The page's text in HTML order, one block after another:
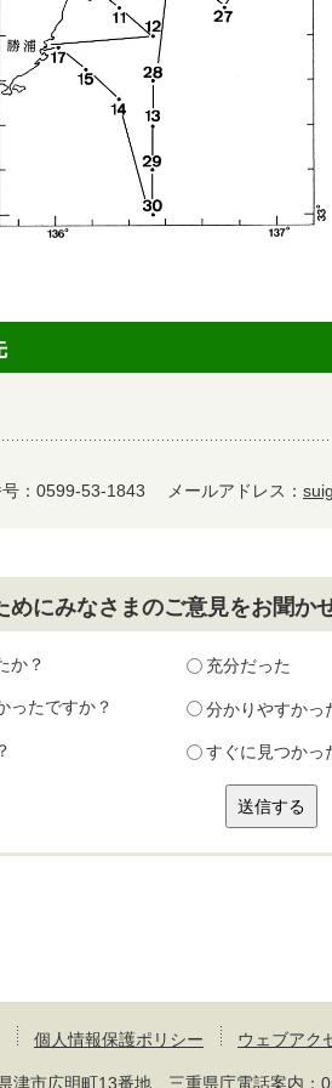
：0599-53-1843 メールアドレス：
にみなさまのご意見をお聞か
か？ 充分だった
ったですか？ 分かりやすかっ
すぐに見つかっ
個人情報保護ポリシー ウェブアク
市広明町13番地 三重県庁電話案内：